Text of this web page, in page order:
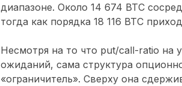
диапазоне. Около 14 674 BTC
тогда как порядка 18 116 BTC
Несмотря на то что put/call-ratio на
ожиданий, сама структура
«ограничитель». Сверху она